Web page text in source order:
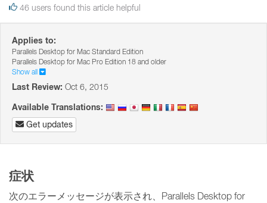
46 users found this article helpful
Applies to:
Parallels Desktop for Mac Standard Edition
Parallels Desktop for Mac Pro Edition 18 and older
Show all
Last Review: Oct 6, 2015
Available Translations:
Get updates
症状
次のエラーメッセージが表示され、Parallels Desktop for